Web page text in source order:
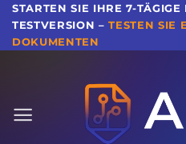
Direkt
zum
Inhalt
STARTEN SIE IHRE 7-TÄGIGE
TESTVERSION –TESTEN SIE
DOKUMENTEN